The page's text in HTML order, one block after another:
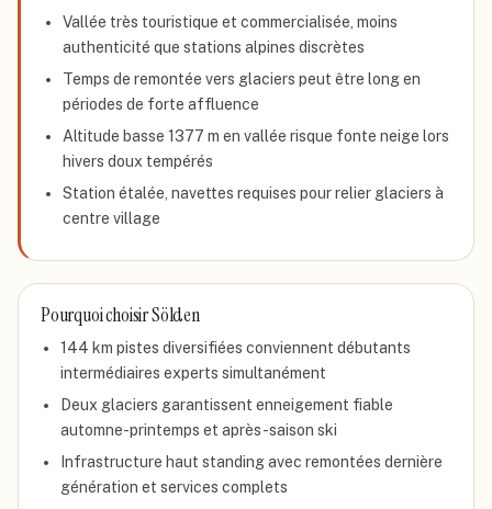
Vallée très touristique et commercialisée, moins
authenticité que stations alpines discrètes
Temps de remontée vers glaciers peut être long en
périodes de forte affluence
Altitude basse 1377 m en vallée risque fonte neige lors
hivers doux tempérés
Station étalée, navettes requises pour relier glaciers à
centre village
Pourquoi choisirSölden
144 km pistes diversifiées conviennent débutants
intermédiaires experts simultanément
Deux glaciers garantissent enneigement fiable
automne-printemps et après-saison ski
Infrastructure haut standing avec remontées dernière
génération et services complets